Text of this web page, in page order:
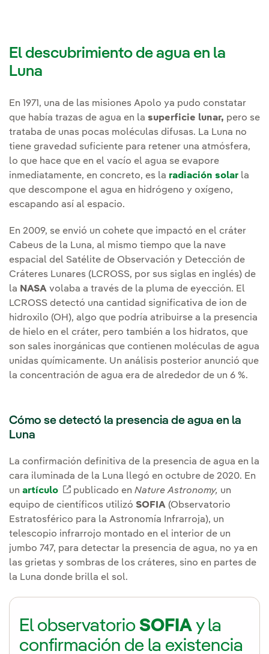
El descubrimiento de agua en la
Luna
En 1971, una de las misiones Apolo ya pudo constatar
que había trazas de agua en la superficie lunar, pero se
trataba de unas pocas moléculas difusas. La Luna no
tiene gravedad suficiente para retener una atmósfera,
lo que hace que en el vacío el agua se evapore
inmediatamente, en concreto, es la radiación solar la
que descompone el agua en hidrógeno y oxígeno,
escapando así al espacio.
En 2009, se envió un cohete que impactó en el cráter
Cabeus de la Luna, al mismo tiempo que la nave
espacial del Satélite de Observación y Detección de
Cráteres Lunares (LCROSS, por sus siglas en inglés) de
la NASA volaba a través de la pluma de eyección. El
LCROSS detectó una cantidad significativa de ion de
hidroxilo (OH), algo que podría atribuirse a la presencia
de hielo en el cráter, pero también a los hidratos, que
son sales inorgánicas que contienen moléculas de agua
unidas químicamente. Un análisis posterior anunció que
la concentración de agua era de alrededor de un 6 %.
Cómo se detectó la presencia de agua en la
Luna
La confirmación definitiva de la presencia de agua en la
cara iluminada de la Luna llegó en octubre de 2020. En
un artículo Enlace externo, se abre en ventana
publicado en Nature Astronomy, un
equipo de científicos utilizó SOFIA (Observatorio
Estratosférico para la Astronomía Infrarroja), un
telescopio infrarrojo montado en el interior de un
jumbo 747, para detectar la presencia de agua, no ya en
las grietas y sombras de los cráteres, sino en partes de
la Luna donde brilla el sol.
El observatorio SOFIA y la
confirmación de la existencia